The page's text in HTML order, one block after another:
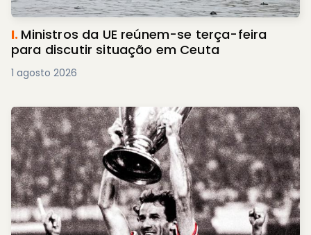
I. Ministros da UE reúnem-se terça-feira
para discutir situação em Ceuta
1 agosto 2026